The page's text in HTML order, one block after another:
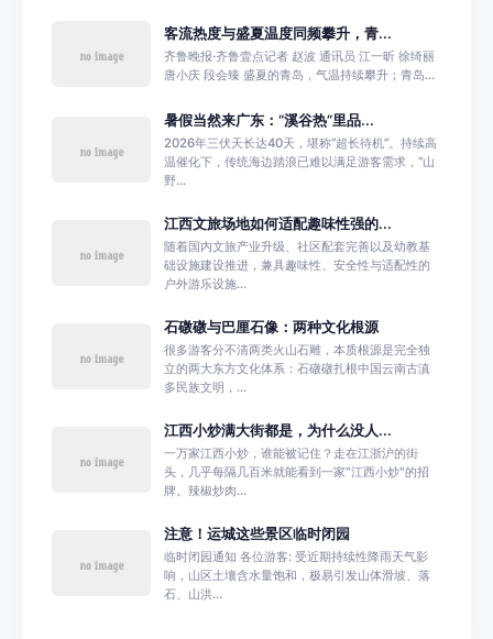
客流热度与盛夏温度同频攀升，青...
齐鲁晚报·齐鲁壹点记者 赵波 通讯员 江一昕 徐绮丽
唐小庆 段会臻 盛夏的青岛，气温持续攀升；青岛...
暑假当然来广东：“溪谷热”里品...
2026年三伏天长达40天，堪称“超长待机”。持续高
温催化下，传统海边踏浪已难以满足游客需求，“山
野...
江西文旅场地如何适配趣味性强的...
随着国内文旅产业升级、社区配套完善以及幼教基
础设施建设推进，兼具趣味性、安全性与适配性的
户外游乐设施...
石礅礅与巴厘石像：两种文化根源
很多游客分不清两类火山石雕，本质根源是完全独
立的两大东方文化体系：石礅礅扎根中国云南古滇
多民族文明，...
江西小炒满大街都是，为什么没人...
一万家江西小炒，谁能被记住？走在江浙沪的街
头，几乎每隔几百米就能看到一家"江西小炒"的招
牌。辣椒炒肉...
注意！运城这些景区临时闭园
临时闭园通知 各位游客: 受近期持续性降雨天气影
响，山区土壤含水量饱和，极易引发山体滑坡、落
石、山洪...